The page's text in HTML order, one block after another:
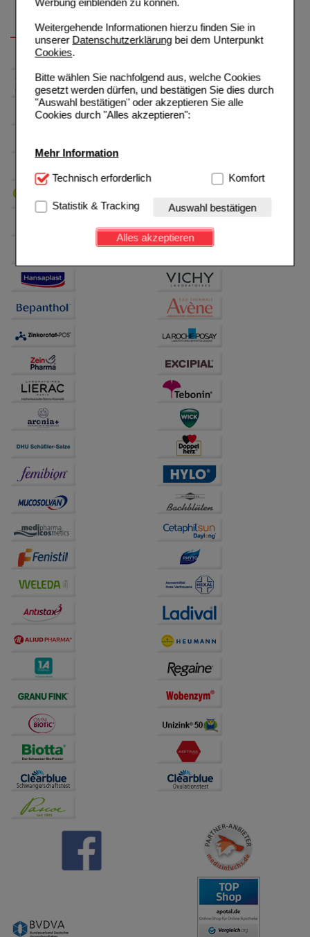
Werbung einblenden zu können.
Weitergehende Informationen hierzu finden Sie in
unserer Datenschutzerklärungbei dem Unterpunkt
Cookies.
Bitte wählen Sie nachfolgend aus, welche Cookies
gesetzt werden dürfen, und bestätigen Sie dies durch
"Auswahl bestätigen" oder akzeptieren Sie alle
Cookies durch "Alles akzeptieren":
Mehr Information
Technisch Notwendig:Hierbei handelt es sich um
Website notwendig sind (z.B. Navigation, Warenkorb,
Kundenkonto), weshalb auf diese nicht verzichtet
werden kann.
Einkaufserlebnis noch ansprechender zu gestalten,
beispielsweise für die Wiedererkennung des
Besuchers oder unsere Seite an bevorzugte
Verhaltensweisen (z.B. Spracheinstellung)
anzupassen. Komfort-Cookies ermöglichen es uns
auch auf Ihre Bedürfnisse zugeschrittene Inhalte
anzuzeigen und unser Partnerprogramm zu
betreiben.
Hierüber lassen sich
Informationen über die Art und Weise der Nutzung
unserer Website sammeln, mit deren Hilfe wir unsere
Website weiter für Sie optimieren können, den Inhalt
auf unserer Website aber auch die Werbung auf
Drittseiten möglichst relevant für Sie zu gestalten.
Bitte beachten Sie, dass Daten hierfür teilweise an
Dritte wie z.B. Google oder soziale Medien
übertragen werden.
Technisch erforderlich Komfort
Statistik & Tracking Auswahl bestätigen
Alles akzeptieren